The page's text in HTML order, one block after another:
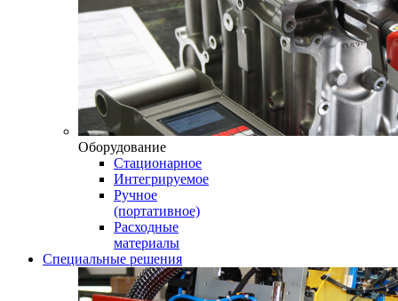
Оборудование
Стационарное
Интегрируемое
Ручное
(портативное)
Расходные
материалы
Специальные решения